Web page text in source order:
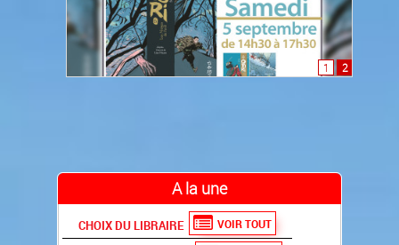
1 2
A la une
CHOIX DU LIBRAIRE VOIR TOUT